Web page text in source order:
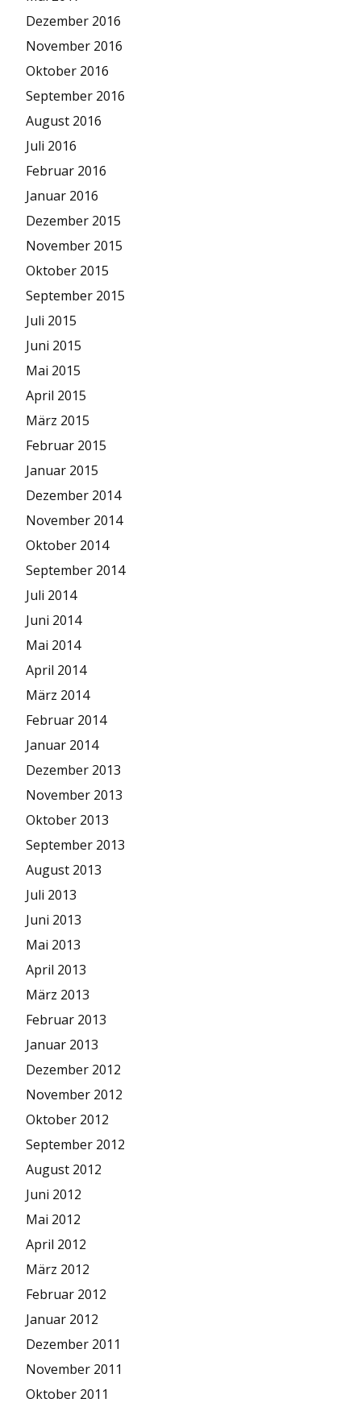
Dezember 2016
November 2016
Oktober 2016
September 2016
August 2016
Juli 2016
Februar 2016
Januar 2016
Dezember 2015
November 2015
Oktober 2015
September 2015
Juli 2015
Juni 2015
Mai 2015
April 2015
März 2015
Februar 2015
Januar 2015
Dezember 2014
November 2014
Oktober 2014
September 2014
Juli 2014
Juni 2014
Mai 2014
April 2014
März 2014
Februar 2014
Januar 2014
Dezember 2013
November 2013
Oktober 2013
September 2013
August 2013
Juli 2013
Juni 2013
Mai 2013
April 2013
März 2013
Februar 2013
Januar 2013
Dezember 2012
November 2012
Oktober 2012
September 2012
August 2012
Juni 2012
Mai 2012
April 2012
März 2012
Februar 2012
Januar 2012
Dezember 2011
November 2011
Oktober 2011